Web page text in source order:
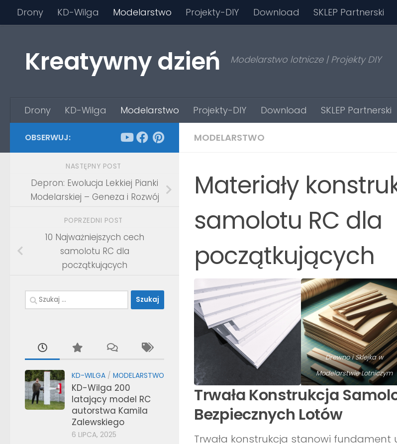
Przejdź do treści
Drony KD-Wilga Modelarstwo Projekty-DIY Download SKLEP Partnerski
Kreatywny dzień Modelarstwo lotnicze | Projekty DIY
Drony KD-Wilga Modelarstwo Projekty-DIY Download SKLEP Partnerski
MODELARSTWO
Materiały
samolotu RC dla
początkujących
Drewno i Sklejka w
Modelarstwie Lotniczym
Trwała Konstrukcja
Bezpiecznych Lotów
Trwała konstrukcja stanowi fundament
OBSERWUJ:
NASTĘPNY POST
Depron: Ewolucja Lekkiej Pianki
Modelarskiej – Geneza i Rozwój
POPRZEDNI POST
10 Najważniejszych cech
samolotu RC dla
początkujących
Szukaj:
KD-WILGA / MODELARSTWO
KD-Wilga 200
latający model RC
autorstwa Kamila
Zalewskiego
6 LIPCA, 2025